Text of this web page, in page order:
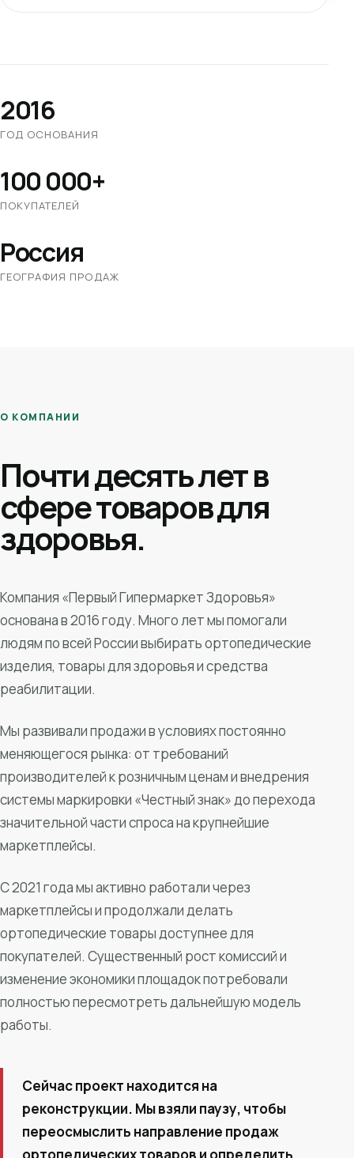
2016
ГОД ОСНОВАНИЯ
100 000+
ПОКУПАТЕЛЕЙ
Россия
ГЕОГРАФИЯ ПРОДАЖ
О КОМПАНИИ
Почти десять лет в
сфере товаров для
здоровья.
Компания «Первый Гипермаркет Здоровья»
основана в 2016 году. Много лет мы помогали
людям по всей России выбирать ортопедические
изделия, товары для здоровья и средства
реабилитации.
Мы развивали продажи в условиях постоянно
меняющегося рынка: от требований
производителей к розничным ценам и внедрения
системы маркировки «Честный знак» до перехода
значительной части спроса на крупнейшие
маркетплейсы.
С 2021 года мы активно работали через
маркетплейсы и продолжали делать
ортопедические товары доступнее для
покупателей. Существенный рост комиссий и
изменение экономики площадок потребовали
полностью пересмотреть дальнейшую модель
работы.
Сейчас проект находится на
реконструкции. Мы взяли паузу, чтобы
переосмыслить направление продаж